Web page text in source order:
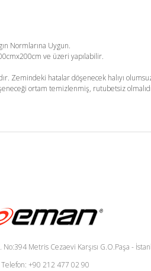
Normlarına Uygun.
ve üzeri yapılabilir.
Zemindeki hatalar döşenecek halıyı
ortam temizlenmiş, rutubetsiz
No:394 Metris Cezaevi Karşısı G.O.Paşa -
Telefon: +90 212 477 02 90